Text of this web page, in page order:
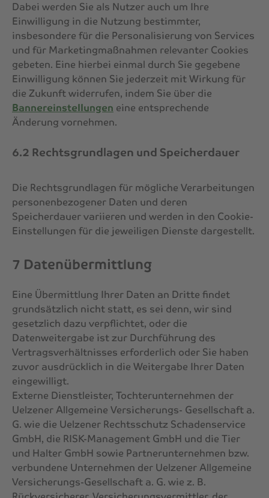
Dabei werden Sie als Nutzer auch um Ihre
Einwilligung in die Nutzung bestimmter,
insbesondere für die Personalisierung von Services
und für Marketingmaßnahmen relevanter Cookies
gebeten. Eine hierbei einmal durch Sie gegebene
Einwilligung können Sie jederzeit mit Wirkung für
die Zukunft widerrufen, indem Sie über die
Bannereinstellungen eine entsprechende
Änderung vornehmen.
6.2 Rechtsgrundlagen und Speicherdauer
Die Rechtsgrundlagen für mögliche Verarbeitungen
personenbezogener Daten und deren
Speicherdauer variieren und werden in den Cookie-
Einstellungen für die jeweiligen Dienste dargestellt.
7 Datenübermittlung
Eine Übermittlung Ihrer Daten an Dritte findet
grundsätzlich nicht statt, es sei denn, wir sind
gesetzlich dazu verpflichtet, oder die
Datenweitergabe ist zur Durchführung des
Vertragsverhältnisses erforderlich oder Sie haben
zuvor ausdrücklich in die Weitergabe Ihrer Daten
eingewilligt.
Externe Dienstleister, Tochterunternehmen der
Uelzener Allgemeine Versicherungs- Gesellschaft a.
G. wie die Uelzener Rechtsschutz Schadenservice
GmbH, die RISK-Management GmbH und die Tier
und Halter GmbH sowie Partnerunternehmen bzw.
verbundene Unternehmen der Uelzener Allgemeine
Versicherungs-Gesellschaft a. G. wie z. B.